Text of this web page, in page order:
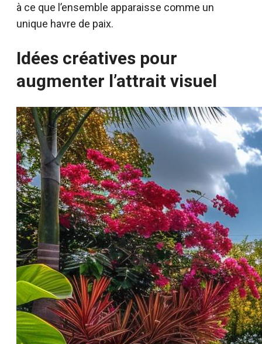
à ce que l’ensemble apparaisse comme un
unique havre de paix.
Idées créatives pour
augmenter l’attrait visuel